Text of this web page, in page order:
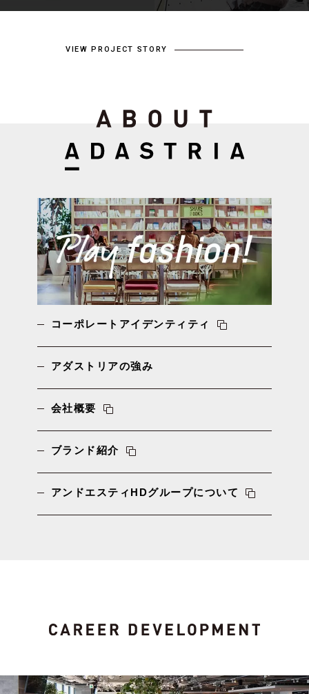
VIEW PROJECT STORY
コーポレートアイデンティティ
アダストリアの強み
会社概要
ブランド紹介
アンドエスティHDグループについて